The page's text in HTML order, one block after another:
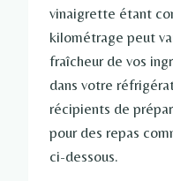
vinaigrette étant
kilométrage peut
fraîcheur de vos
dans votre
récipients de
pour des repas
ci-dessous.